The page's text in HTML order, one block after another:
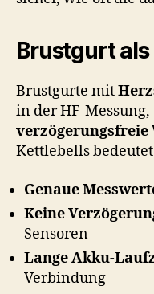
Brustgurt
Brustgurte mit
in der HF-
verzögerungsfreie
Kettlebells bedeutet
Genaue
Keine
Sensoren
Lange Akku-
Verbindung